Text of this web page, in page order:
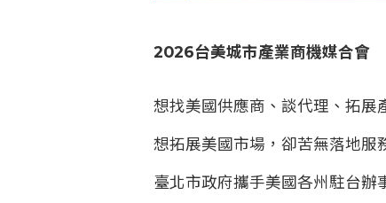
2026台美城市產業商機媒合會
想找美國供應商、談代理、拓展
想拓展美國市場，卻苦無落地服
臺北市政府攜手美國各州駐台辦